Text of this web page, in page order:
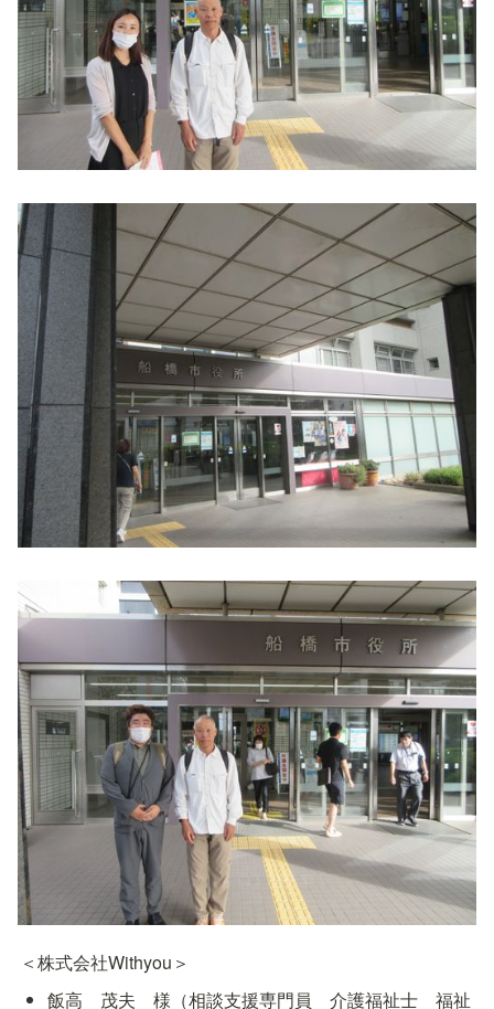
＜株式会社Withyou＞
飯高　茂夫　様（相談支援専門員　介護福祉士　福祉